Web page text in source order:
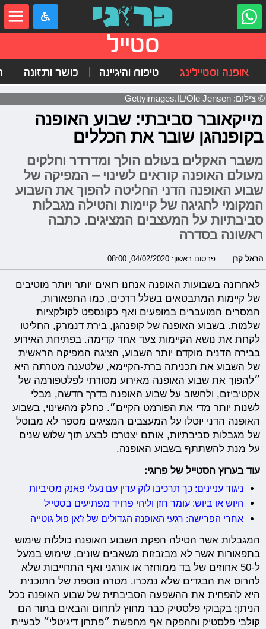
סטייל
אופנה וסטיילינג טיפוח והיגיינה כושר ותזונה
© צילום: Gettyimages.IL/Ole Jensen
מייקאובר סביבתי: שבוע האופנה
בקופנהגן שובר את הכללים
משבר האקלים בעולם הולך ומדרדר וחלקים
מעולם האופנה קוראים לשינוי – המפיקה של
שבוע האופנה הדני החליטה להפוך את השבוע
המקומי לחגיגה של קיימות והטילה מגבלות
סביבתיות על המעצבים המציגים. כתבה
ראשונה בסדרה
הראל קרן פרסום ראשון: 04/02/2020, 08:00
לאחרונה בשבועות האופנה אנחנו רואים יותר ויותר מוטיבים
של קיימות המתבטאים בשלל דרכים, כמו התפאורות,
המסרים המועברים במופעים ואף כקונספט לקולקציות
שלמות. בשבוע האופנה של קופנהגן, בירת דנמרק, החליטו
לקחת את נושא הקיימות צעד אחד קדימה. בפתיחת האירוע
בבירה הדנית מוקדם יותר השבוע, הציגה המפיקה הראשית
של השבוע את תכניתה ברת-הקיימא, שלטענה מטרתה היא
״להפוך את שבוע האופנה מאירוע מסורתי לפלטפורמה של
אקטיביזם, ולחשוב על שבוע האופנה בדרך חדשה, מבלי
לשנות יותר מדי את הפורמט הקיים״. כחלק מהשינוי, בשבוע
האופנה הדני יוטלו על המעצבים המציגים מספר לא מבוטל
של מגבלות סביבתיות, אותם יצטרכו לבצע תוך שלוש שנים
על מנת להשתתף בשבוע האופנה.
עוד בערוץ הסטייל של פרוגי:
ניגוד עניינים: כך תרכיבו לוק עדין עם נעלי פאנק מסיביות
היוש או ביוש: עומר חזן וליהי פרויד מפתיעים בסטייל
אחרי הפרישה: רגעי האופנה הגדולים של ז'אן פול גוטייה
המגבלות אשר הטילה הפקת השבוע האופנה כוללות שימוש
בתפאורות אשר לא מבזבזות משאבים שונים, שימוש במעל
ל-50 אחוזים של בד ממוחזר או אורגני ואף התחייבות שלא
להרוס את הבגדים שלא נמכרו. מטרה נוספת של התוכנית
היא להפחית את ההשפעה הסביבתית של שבוע האופנה ככל
הניתן: בקבוקי פלסטיק כבר מחוץ לתחום והבאים בתור הם
קולבי פלסטיק וההפקה אף מחפשת ״פתרון דיגיטלי״ לבעיית